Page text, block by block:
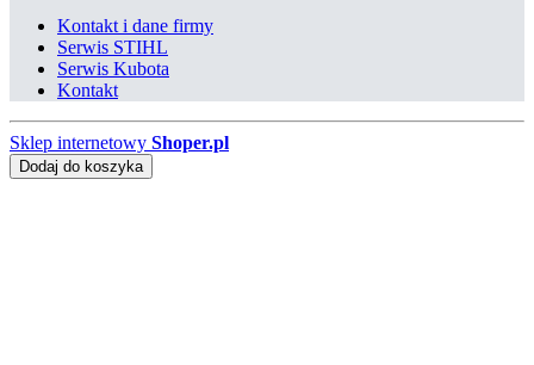
Kontakt i dane firmy
Serwis STIHL
Serwis Kubota
Kontakt
Sklep internetowy Shoper.pl
Dodaj do koszyka